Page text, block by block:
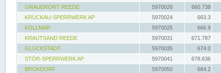
GRAUERORT REEDE
5970026
660.738
KRÜCKAU-SPERRWERK AP
5970024
663.3
KOLLMAR
5970025
666.9
KRAUTSAND REEDE
5970031
671.787
GLÜCKSTADT
5970035
674.0
STÖR-SPERRWERK AP
5970041
678.636
BROKDORF
5970050
684.2